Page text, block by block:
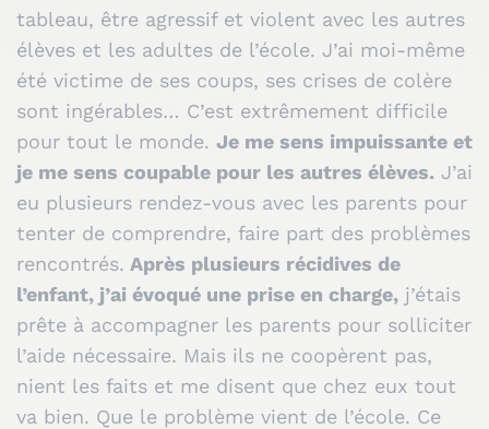
tableau, être agressif et violent avec les autres
élèves et les adultes de l’école. J’ai moi-même
été victime de ses coups, ses crises de colère
sont ingérables… C’est extrêmement difficile
pour tout le monde. Je me sens impuissante et
je me sens coupable pour les autres élèves. J’ai
eu plusieurs rendez-vous avec les parents pour
tenter de comprendre, faire part des problèmes
rencontrés. Après plusieurs récidives de
l’enfant, j’ai évoqué une prise en charge, j’étais
prête à accompagner les parents pour solliciter
l’aide nécessaire. Mais ils ne coopèrent pas,
nient les faits et me disent que chez eux tout
va bien. Que le problème vient de l’école. Ce